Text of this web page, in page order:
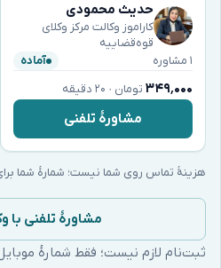
حدیث محمودی
کاراموز وکالت مرکز وکلای
قوه‌قضاییه
۱ مشاوره
آماده
۳۴۹٬۰۰۰ تومان · ۲۰ دقیقه
مشاورهٔ تلفنی
هزینهٔ تماس روی شما نیست؛ شمارهٔ شما
مشاورهٔ تلفنی با
ثبت‌نام لازم نیست؛ فقط شمارهٔ